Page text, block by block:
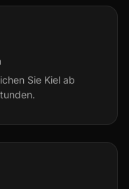
Sie Kiel ab